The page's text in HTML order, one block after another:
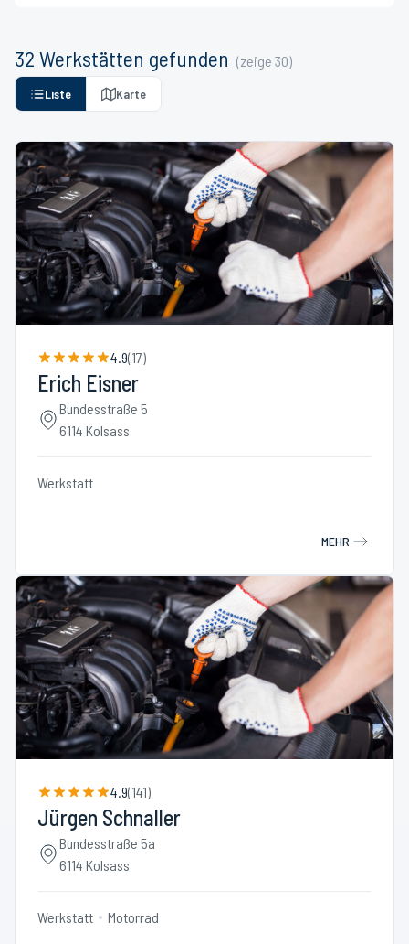
32 Werkstätten gefunden (zeige 30)
Liste Karte
4.9(17)
Erich Eisner
Bundesstraße 5
6114 Kolsass
Werkstatt
MEHR
4.9(141)
Jürgen Schnaller
Bundesstraße 5a
6114 Kolsass
Werkstatt Motorrad